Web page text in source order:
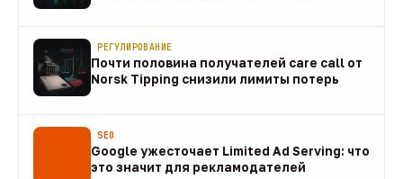
РЕГУЛИРОВАНИЕ
Почти половина получателей care call от
Norsk Tipping снизили лимиты потерь
SEO
Google ужесточает Limited Ad Serving: что
это значит для рекламодателей